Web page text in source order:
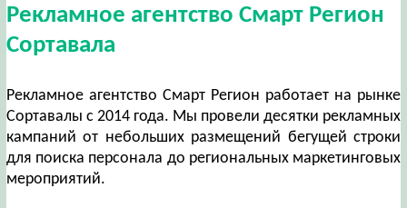
Рекламное агентство Смарт Регион
Сортавала
Рекламное агентство Смарт Регион работает на рынке
Сортавалы с 2014 года. Мы провели десятки рекламных
кампаний от небольших размещений бегущей строки
для поиска персонала до региональных маркетинговых
мероприятий.